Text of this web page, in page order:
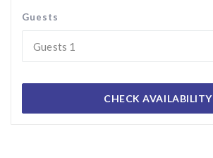
Guests
Guests 1
CHECK AVAILABILITY